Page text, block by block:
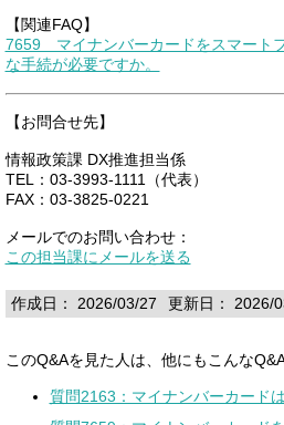
【関連FAQ】
7659 マイナンバーカードをスマート
な手続が必要ですか。
【お問合せ先】
情報政策課 DX推進担当係
TEL：03-3993-1111（代表）
FAX：03-3825-0221
メールでのお問い合わせ：
この担当課にメールを送る
作成日： 2026/03/27 更新日： 2026/
このQ&Aを見た人は、他にもこんな
質問2163：マイナンバーカード